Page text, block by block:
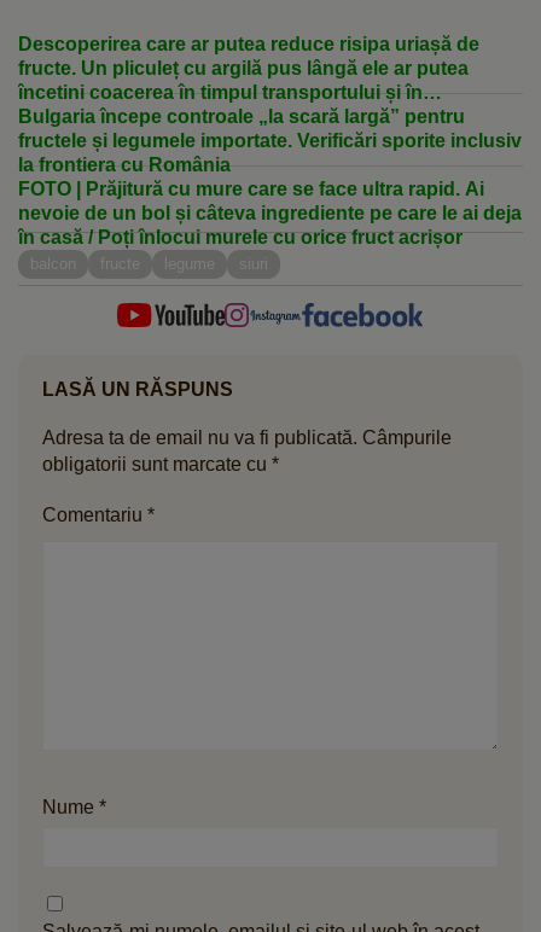
Descoperirea care ar putea reduce risipa uriașă de
fructe. Un pliculeț cu argilă pus lângă ele ar putea
încetini coacerea în timpul transportului și în
supermarketuri
Bulgaria începe controale „la scară largă” pentru
fructele și legumele importate. Verificări sporite inclusiv
la frontiera cu România
FOTO | Prăjitură cu mure care se face ultra rapid. Ai
nevoie de un bol și câteva ingrediente pe care le ai deja
în casă / Poți înlocui murele cu orice fruct acrișor
balcon fructe legume siuri
LASĂ UN RĂSPUNS
Adresa ta de email nu va fi publicată. Câmpurile
obligatorii sunt marcate cu *
Comentariu *
Nume *